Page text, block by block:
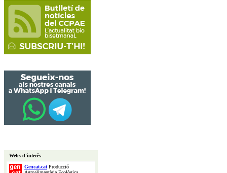
Webs d'interès
Gencat.catProducció